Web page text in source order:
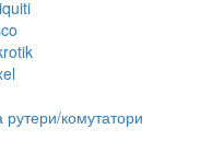
комутатори